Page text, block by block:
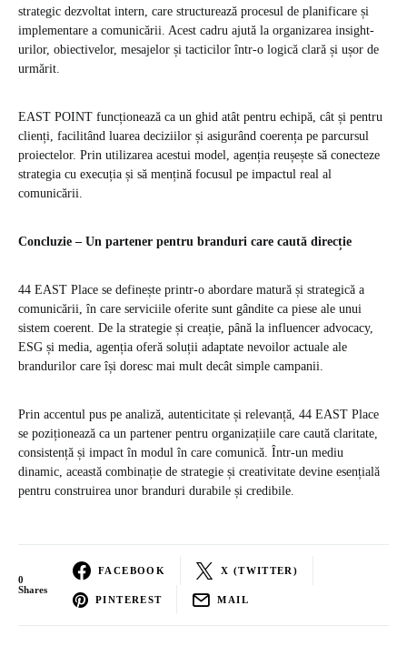
strategic dezvoltat intern, care structurează procesul de planificare și
implementare a comunicării. Acest cadru ajută la organizarea insight-
urilor, obiectivelor, mesajelor și tacticilor într-o logică clară și ușor de
urmărit.
EAST POINT funcționează ca un ghid atât pentru echipă, cât și pentru
clienți, facilitând luarea deciziilor și asigurând coerența pe parcursul
proiectelor. Prin utilizarea acestui model, agenția reușește să conecteze
strategia cu execuția și să mențină focusul pe impactul real al
comunicării.
Concluzie – Un partener pentru branduri care caută direcție
44 EAST Place se definește printr-o abordare matură și strategică a
comunicării, în care serviciile oferite sunt gândite ca piese ale unui
sistem coerent. De la strategie și creație, până la influencer advocacy,
ESG și media, agenția oferă soluții adaptate nevoilor actuale ale
brandurilor care își doresc mai mult decât simple campanii.
Prin accentul pus pe analiză, autenticitate și relevanță, 44 EAST Place
se poziționează ca un partener pentru organizațiile care caută claritate,
consistență și impact în modul în care comunică. Într-un mediu
dinamic, această combinație de strategie și creativitate devine esențială
pentru construirea unor branduri durabile și credibile.
0
Shares
FACEBOOK X (TWITTER)
PINTEREST MAIL